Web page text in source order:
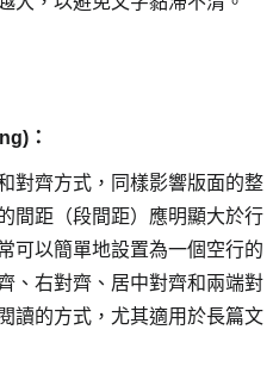
：
對齊方式，同樣影響版面的整
間距（段間距）應明顯大於行
可以簡單地設置為一個空行的
、右對齊、居中對齊和兩端對
讀的方式，尤其適用於長篇文